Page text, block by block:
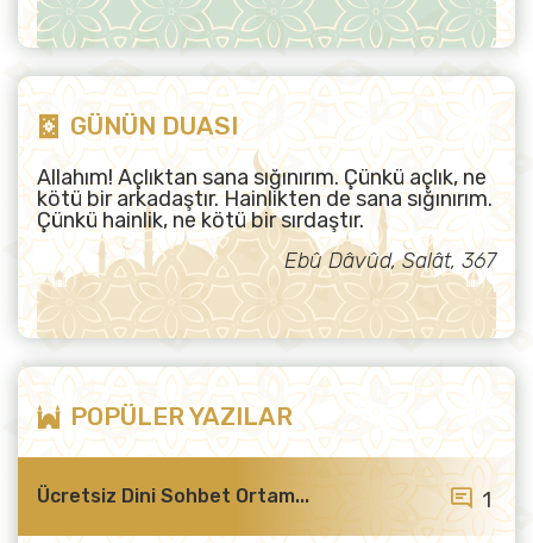
GÜNÜN DUASI
Allahım! Açlıktan sana sığınırım. Çünkü açlık, ne
kötü bir arkadaştır. Hainlikten de sana sığınırım.
Çünkü hainlik, ne kötü bir sırdaştır.
Ebû Dâvûd, Salât, 367
POPÜLER YAZILAR
Ücretsiz Dini Sohbet Ortam... 1